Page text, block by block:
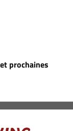
prochaines